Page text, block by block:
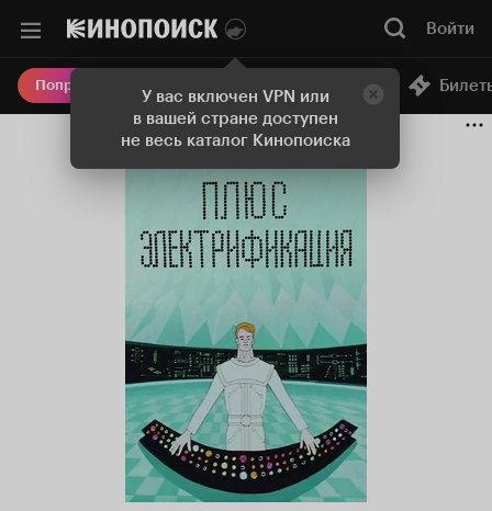
У вас включен VPN или
в вашей стране доступен
не весь каталог Кинопоиска
Войти
Попробовать Плюс Онлайн-кинотеатр